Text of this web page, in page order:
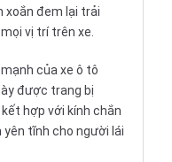
xoắn đem lại trải
vị trí trên xe.
của xe ô tô
được trang bị
hợp với kính chắn
yên tĩnh cho người lái